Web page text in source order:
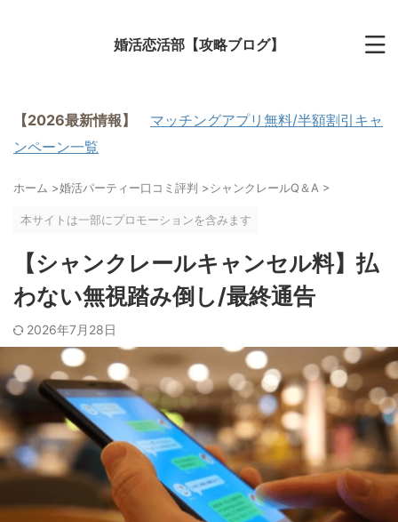
婚活恋活部【攻略ブログ】
【2026最新情報】
マッチングアプリ無料/半額割引キャ
ンペーン一覧
ホーム >婚活パーティー口コミ評判 >シャンクレールQ＆A >
本サイトは一部にプロモーションを含みます
【シャンクレールキャンセル料】払
わない無視踏み倒し/最終通告
2026年7月28日